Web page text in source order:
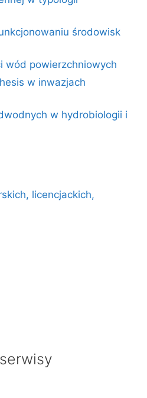
środowisk
wód powierzchniowych
w inwazjach
w hydrobiologii i
licencjackich,